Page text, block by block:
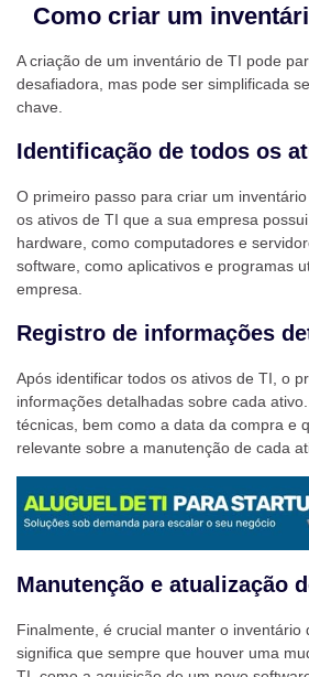
Como criar um
A criação de um inventário de TI pode
desafiadora, mas pode ser simplificada
chave.
Identificação de todos os
O primeiro passo para criar um
os ativos de TI que a sua empresa
hardware, como computadores e
software, como aplicativos e programas
empresa.
Registro de informações
Após identificar todos os ativos de TI, o
informações detalhadas sobre cada
técnicas, bem como a data da compra e
relevante sobre a manutenção de cada
Manutenção e atualização
Finalmente, é crucial manter o inventário
significa que sempre que houver uma